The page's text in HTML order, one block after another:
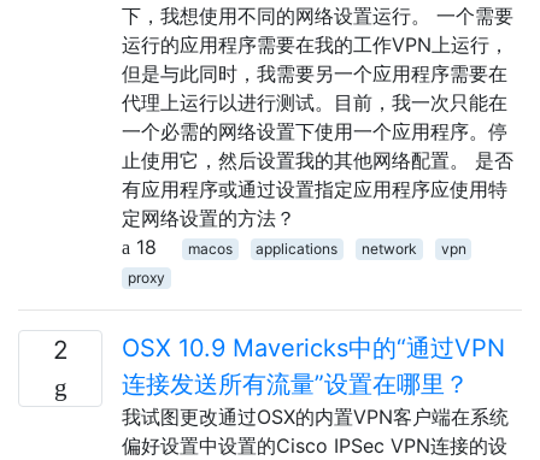
下，我想使用不同的网络设置运行。 一个需要
运行的应用程序需要在我的工作VPN上运行，
但是与此同时，我需要另一个应用程序需要在
代理上运行以进行测试。目前，我一次只能在
一个必需的网络设置下使用一个应用程序。停
止使用它，然后设置我的其他网络配置。 是否
有应用程序或通过设置指定应用程序应使用特
定网络设置的方法？
18
macos applications network
vpn
proxy
2
OSX 10.9 Mavericks中的“通过VPN
连接发送所有流量”设置在哪里？
我试图更改通过OSX的内置VPN客户端在系统
偏好设置中设置的Cisco IPSec VPN连接的设